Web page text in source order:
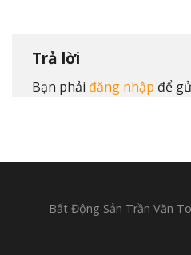
Trả lời
Bạn phải đăng nhập để
Bất Động Sản Trần Văn